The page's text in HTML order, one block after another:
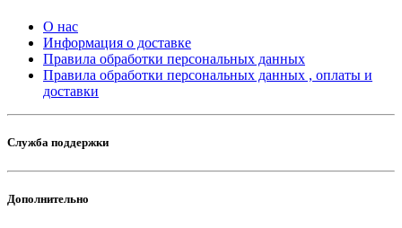
О нас
Информация о доставке
Правила обработки персональных данных
Правила обработки персональных данных , оплаты и
доставки
Служба поддержки
Дополнительно